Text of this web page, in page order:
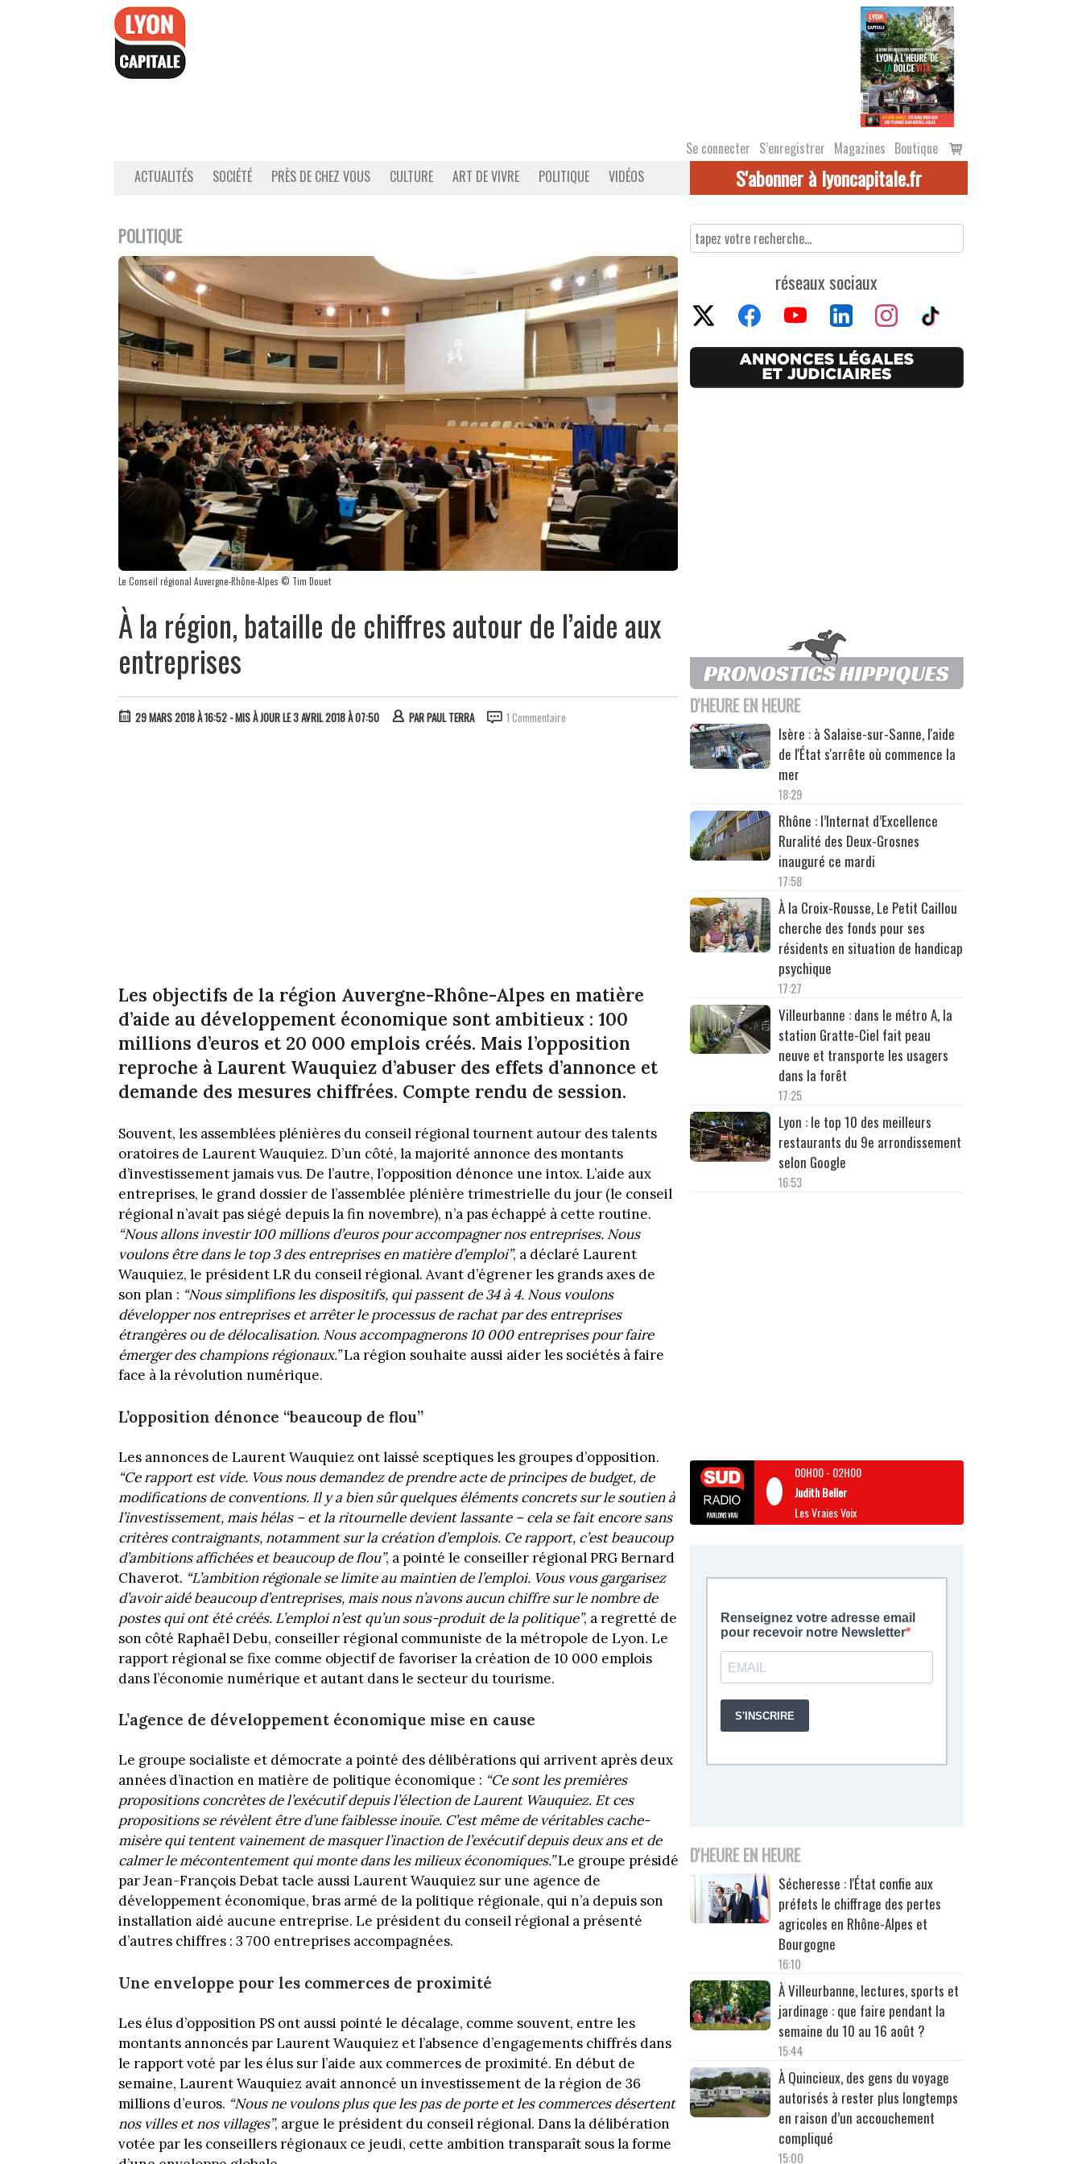
Se connecter S’enregistrer Magazines Boutique
Voir
le
ACTUALITÉS SOCIÉTÉ PRÈS DE CHEZ VOUS CULTURE ART DE VIVRE POLITIQUE VIDÉOS S'abonner à lyoncapitale.fr
POLITIQUE
Le Conseil régional Auvergne-Rhône-Alpes © Tim Douet
À la région, bataille de chiffres autour de l’aide aux
entreprises
29 MARS 2018 À 16:52 - MIS À JOUR LE 3 AVRIL 2018 À 07:50 PARPAUL TERRA 1 Commentaire
Les objectifs de la région Auvergne-Rhône-Alpes en matière
d’aide au développement économique sont ambitieux : 100
millions d’euros et 20 000 emplois créés. Mais l’opposition
reproche à Laurent Wauquiez d’abuser des effets d’annonce et
demande des mesures chiffrées. Compte rendu de session.
Souvent, les assemblées plénières du conseil régional tournent autour des talents
oratoires de Laurent Wauquiez. D’un côté, la majorité annonce des montants
d’investissement jamais vus. De l’autre, l’opposition dénonce une intox. L’aide aux
entreprises, le grand dossier de l’assemblée plénière trimestrielle du jour (le conseil
régional n’avait pas siégé depuis la fin novembre), n’a pas échappé à cette routine.
“Nous allons investir 100 millions d’euros pour accompagner nos entreprises. Nous
voulons être dans le top 3 des entreprises en matière d’emploi”, a déclaré Laurent
Wauquiez, le président LR du conseil régional. Avant d’égrener les grands axes de
son plan : “Nous simplifions les dispositifs, qui passent de 34 à 4. Nous voulons
développer nos entreprises et arrêter le processus de rachat par des entreprises
étrangères ou de délocalisation. Nous accompagnerons 10 000 entreprises pour faire
émerger des champions régionaux.”La région souhaite aussi aider les sociétés à faire
face à la révolution numérique.
L’opposition dénonce “beaucoup de flou”
Les annonces de Laurent Wauquiez ont laissé sceptiques les groupes d’opposition.
“Ce rapport est vide. Vous nous demandez de prendre acte de principes de budget, de
modifications de conventions. Il y a bien sûr quelques éléments concrets sur le soutien à
l’investissement, mais hélas – et la ritournelle devient lassante – cela se fait encore sans
critères contraignants, notamment sur la création d’emplois. Ce rapport, c’est beaucoup
d’ambitions affichées et beaucoup de flou”, a pointé le conseiller régional PRG Bernard
Chaverot. “L’ambition régionale se limite au maintien de l’emploi. Vous vous gargarisez
d’avoir aidé beaucoup d’entreprises, mais nous n’avons aucun chiffre sur le nombre de
postes qui ont été créés. L’emploi n’est qu’un sous-produit de la politique”, a regretté de
son côté Raphaël Debu, conseiller régional communiste de la métropole de Lyon. Le
rapport régional se fixe comme objectif de favoriser la création de 10 000 emplois
dans l’économie numérique et autant dans le secteur du tourisme.
L’agence de développement économique mise en cause
Le groupe socialiste et démocrate a pointé des délibérations qui arrivent après deux
années d’inaction en matière de politique économique : “Ce sont les premières
propositions concrètes de l’exécutif depuis l’élection de Laurent Wauquiez. Et ces
propositions se révèlent être d’une faiblesse inouïe. C’est même de véritables cache-
misère qui tentent vainement de masquer l’inaction de l’exécutif depuis deux ans et de
calmer le mécontentement qui monte dans les milieux économiques.”Le groupe présidé
par Jean-François Debat tacle aussi Laurent Wauquiez sur une agence de
développement économique, bras armé de la politique régionale, qui n’a depuis son
installation aidé aucune entreprise. Le président du conseil régional a présenté
d’autres chiffres : 3 700 entreprises accompagnées.
Une enveloppe pour les commerces de proximité
Les élus d’opposition PS ont aussi pointé le décalage, comme souvent, entre les
montants annoncés par Laurent Wauquiez et l’absence d’engagements chiffrés dans
le rapport voté par les élus sur l’aide aux commerces de proximité. En début de
semaine, Laurent Wauquiez avait annoncé un investissement de la région de 36
millions d’euros. “Nous ne voulons plus que les pas de porte et les commerces désertent
nos villes et nos villages”, argue le président du conseil régional. Dans la délibération
votée par les conseillers régionaux ce jeudi, cette ambition transparaît sous la forme
réseaux sociaux
D'HEURE EN HEURE
Isère : à Salaise-sur-Sanne, l'aide
de l'État s'arrête où commence la
mer
18:29
Rhône : l’Internat d’Excellence
Ruralité des Deux-Grosnes
inauguré ce mardi
17:58
À la Croix-Rousse, Le Petit Caillou
cherche des fonds pour ses
résidents en situation de handicap
psychique
17:27
Villeurbanne : dans le métro A, la
station Gratte-Ciel fait peau
neuve et transporte les usagers
dans la forêt
17:25
Lyon : le top 10 des meilleurs
restaurants du 9e arrondissement
selon Google
16:53
00H00- 02H00
Judith Beller
Les Vraies Voix
D'HEURE EN HEURE
Sécheresse : l'État confie aux
préfets le chiffrage des pertes
agricoles en Rhône-Alpes et
Bourgogne
16:10
À Villeurbanne, lectures, sports et
jardinage : que faire pendant la
semaine du 10 au 16 août ?
15:44
À Quincieux, des gens du voyage
autorisés à rester plus longtemps
en raison d’un accouchement
compliqué
15:00